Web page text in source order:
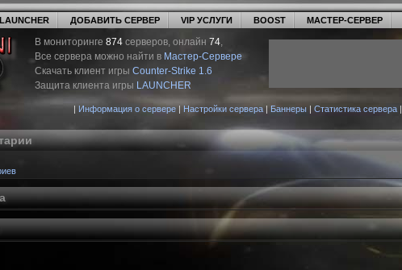
LAUNCHER ДОБАВИТЬ СЕРВЕР VIP УСЛУГИ BOOST МАСТЕР-СЕРВЕР
В мониторинге 874 серверов, онлайн 74,
Все сервера можно найти в Мастер-Сервере
Скачать клиент игры Counter-Strike 1.6
Защита клиента игры LAUNCHER
| Информация о сервере| Настройки сервера| Баннеры| Статистика сервера|